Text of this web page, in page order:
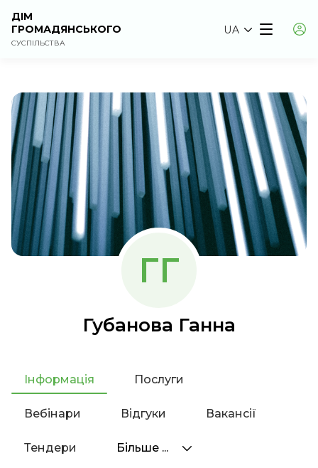
ДІМ
ГРОМАДЯНСЬКОГО
СУСПІЛЬСТВА
UA
ГГ
Губанова Ганна
Інформація Послуги
Вебінари Відгуки Вакансії
Тендери Більше ...